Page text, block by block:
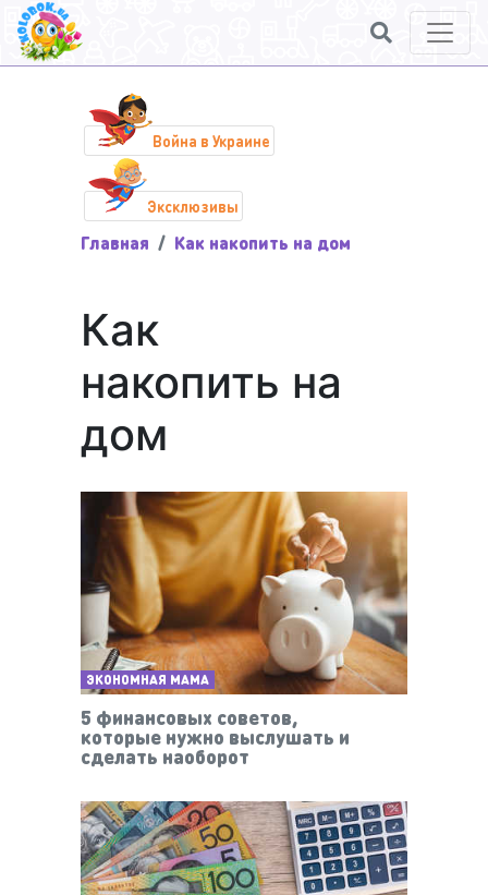
Война в Украине
Эксклюзивы
Главная Как накопить на дом
Как
накопить на
дом
ЭКОНОМНАЯ МАМА
5 финансовых советов,
которые нужно выслушать и
сделать наоборот